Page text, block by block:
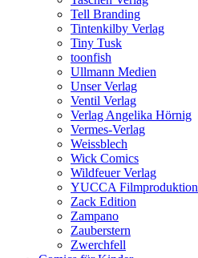
Tell Branding
Tintenkilby Verlag
Tiny Tusk
toonfish
Ullmann Medien
Unser Verlag
Ventil Verlag
Verlag Angelika Hörnig
Vermes-Verlag
Weissblech
Wick Comics
Wildfeuer Verlag
YUCCA Filmproduktion
Zack Edition
Zampano
Zauberstern
Zwerchfell